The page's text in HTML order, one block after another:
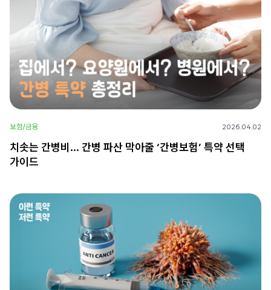
보험/금융 2026.04.02
치솟는 간병비… 간병 파산 막아줄 ‘간병보험’ 특약 선택
가이드